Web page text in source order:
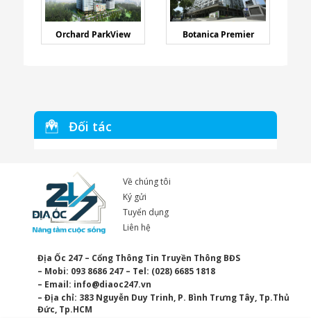
Orchard ParkView Botanica Premier
Đối tác
Về chúng tôi
Ký gửi
Tuyển dụng
Liên hệ
Địa Ốc 247 – Cổng Thông Tin Truyền Thông BĐS
– Mobi: 093 8686 247 – Tel: (028) 6685 1818
– Email: info@diaoc247.vn
– Địa chỉ: 383 Nguyễn Duy Trinh, P. Bình Trưng Tây, Tp.Thủ
Đức, Tp.HCM